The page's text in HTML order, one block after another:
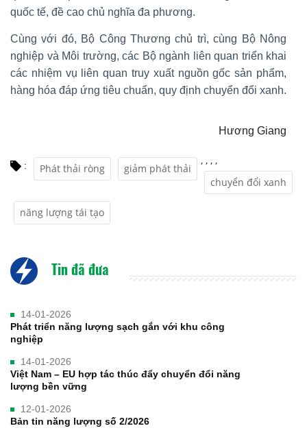
quốc tế, đề cao chủ nghĩa đa phương.
Cùng với đó, Bộ Công Thương chủ trì, cùng Bộ Nông
nghiệp và Môi trường, các Bộ ngành liên quan triển khai
các nhiệm vụ liên quan truy xuất nguồn gốc sản phẩm,
hàng hóa đáp ứng tiêu chuẩn, quy định chuyển đổi xanh.
Hương Giang
: Phát thải ròng
,
giảm phát thải
,
chuyển đổi xanh
,
năng lượng tái tạo
,
Tin đã đưa
14-01-2026
Phát triển năng lượng sạch gắn với khu công
nghiệp
14-01-2026
Việt Nam – EU hợp tác thúc đẩy chuyển đổi năng
lượng bền vững
12-01-2026
Bản tin năng lượng số 2/2026